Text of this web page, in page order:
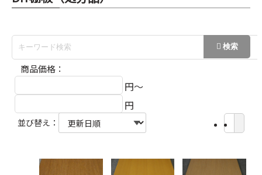
商品価格：
円～
円
並び替え：